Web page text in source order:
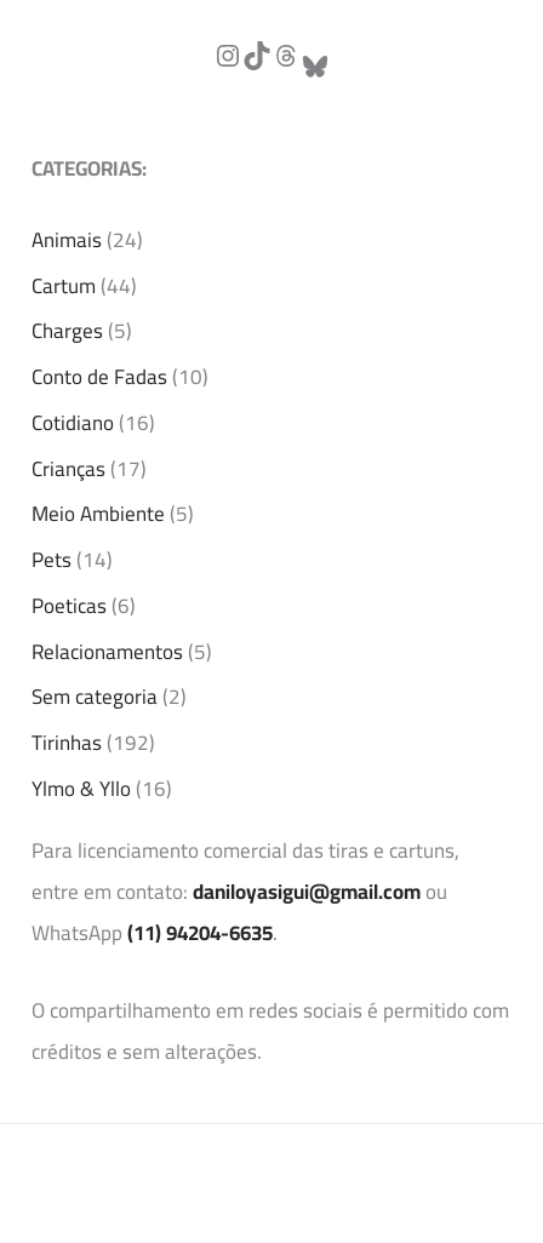
CATEGORIAS:
Animais(24)
Cartum(44)
Charges(5)
Conto de Fadas(10)
Cotidiano(16)
Crianças(17)
Meio Ambiente(5)
Pets(14)
Poeticas(6)
Relacionamentos(5)
Sem categoria(2)
Tirinhas(192)
Ylmo & Yllo(16)
Para licenciamento comercial das tiras e cartuns,
entre em contato:daniloyasigui@gmail.comou
WhatsApp(11) 94204-6635.
O compartilhamento em redes sociais é permitido com
créditos e sem alterações.